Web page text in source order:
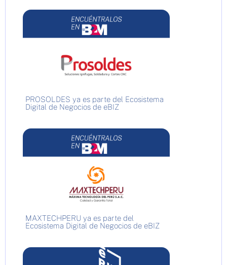
PROSOLDES ya es parte del Ecosistema
Digital de Negocios de eBIZ
MAXTECHPERU ya es parte del
Ecosistema Digital de Negocios de eBIZ